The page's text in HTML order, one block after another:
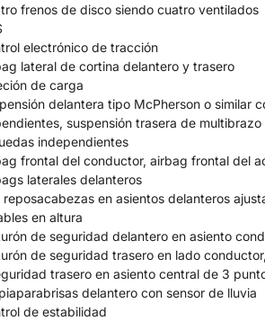
frenos de disco siendo cuatro ventilados
electrónico de tracción
lateral de cortina delantero y trasero
de carga
delantera tipo McPherson o similar
suspensión trasera de
independientes
frontal del conductor, airbag frontal del
laterales delanteros
reposacabezas en asientos delanteros
en altura
de seguridad delantero en asiento
de seguridad trasero en lado
trasero en asiento central de 3
delantero con sensor de lluvia
de estabilidad